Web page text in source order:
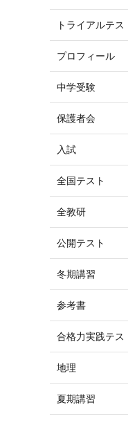
トライアルテス
プロフィール
中学受験
保護者会
入試
全国テスト
全教研
公開テスト
冬期講習
参考書
合格力実践テス
地理
夏期講習